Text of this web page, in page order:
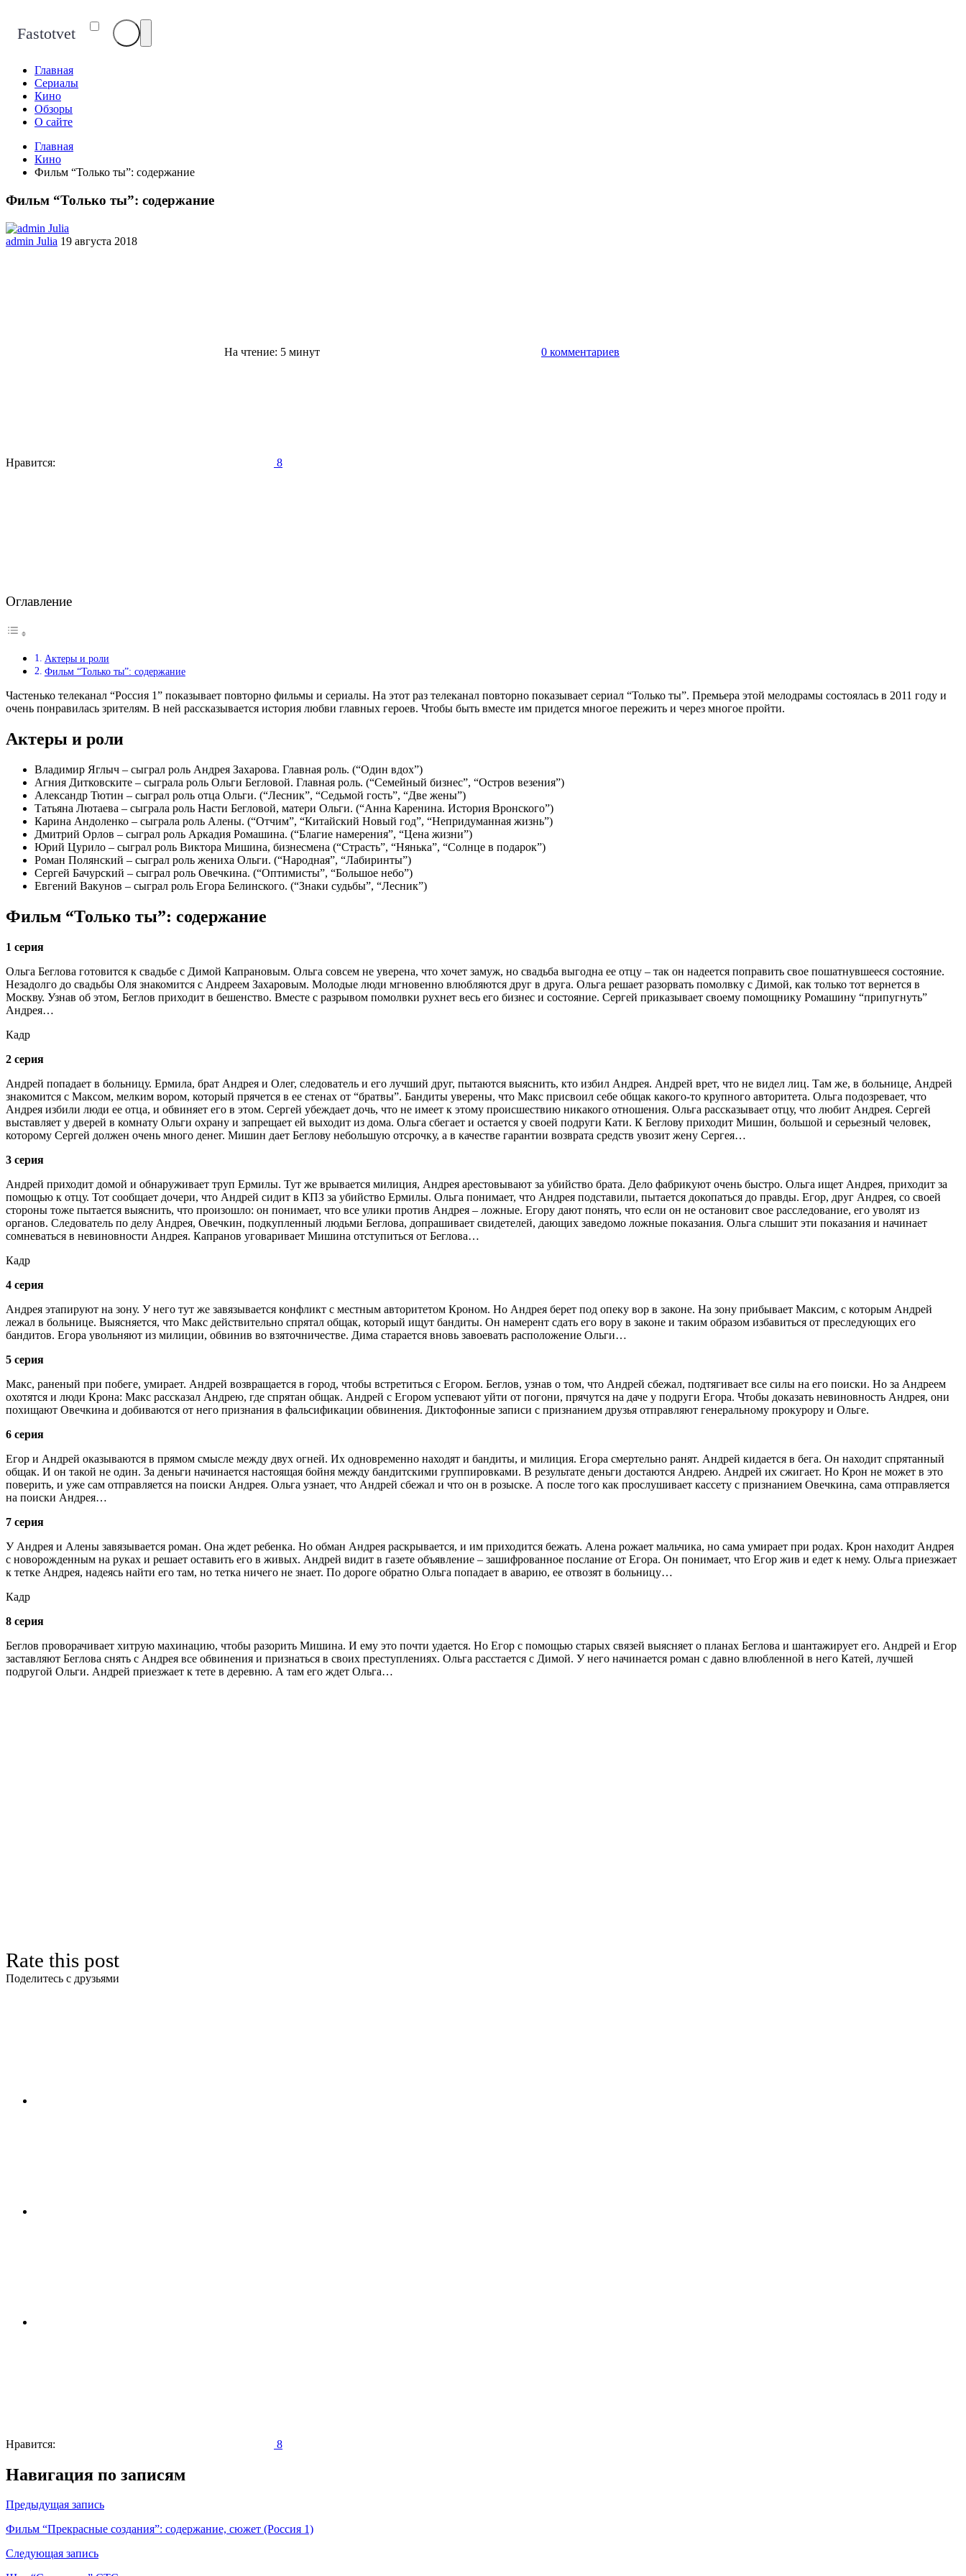
Fastotvet
Главная
Сериалы
Кино
Обзоры
О сайте
Главная
Кино
Фильм “Только ты”: содержание
Фильм “Только ты”: содержание
admin Julia 19 августа 2018
На чтение: 5 минут 0 комментариев
Нравится: 8
Оглавление
Актеры и роли
Фильм “Только ты”: содержание
Частенько телеканал “Россия 1” показывает повторно фильмы и сериалы. На этот раз телеканал повторно показывает сериал “Только ты”. Премьера этой мелодрамы состоялась в 2011 году и
очень понравилась зрителям. В ней рассказывается история любви главных героев. Чтобы быть вместе им придется многое пережить и через многое пройти.
Актеры и роли
Владимир Яглыч – сыграл роль Андрея Захарова. Главная роль. (“Один вдох”)
Агния Дитковските – сыграла роль Ольги Бегловой. Главная роль. (“Семейный бизнес”, “Остров везения”)
Александр Тютин – сыграл роль отца Ольги. (“Лесник”, “Седьмой гость”, “Две жены”)
Татьяна Лютаева – сыграла роль Насти Бегловой, матери Ольги. (“Анна Каренина. История Вронского”)
Карина Андоленко – сыграла роль Алены. (“Отчим”, “Китайский Новый год”, “Непридуманная жизнь”)
Дмитрий Орлов – сыграл роль Аркадия Ромашина. (“Благие намерения”, “Цена жизни”)
Юрий Цурило – сыграл роль Виктора Мишина, бизнесмена (“Страсть”, “Нянька”, “Солнце в подарок”)
Роман Полянский – сыграл роль жениха Ольги. (“Народная”, “Лабиринты”)
Сергей Бачурский – сыграл роль Овечкина. (“Оптимисты”, “Большое небо”)
Евгений Вакунов – сыграл роль Егора Белинского. (“Знаки судьбы”, “Лесник”)
Фильм “Только ты”: содержание
1 серия
Ольга Беглова готовится к свадьбе с Димой Капрановым. Ольга совсем не уверена, что хочет замуж, но свадьба выгодна ее отцу – так он надеется поправить свое пошатнувшееся состояние.
Незадолго до свадьбы Оля знакомится с Андреем Захаровым. Молодые люди мгновенно влюбляются друг в друга. Ольга решает разорвать помолвку с Димой, как только тот вернется в
Москву. Узнав об этом, Беглов приходит в бешенство. Вместе с разрывом помолвки рухнет весь его бизнес и состояние. Сергей приказывает своему помощнику Ромашину “припугнуть”
Андрея…
Кадр
2 серия
Андрей попадает в больницу. Ермила, брат Андрея и Олег, следователь и его лучший друг, пытаются выяснить, кто избил Андрея. Андрей врет, что не видел лиц. Там же, в больнице, Андрей
знакомится с Максом, мелким вором, который прячется в ее стенах от “братвы”. Бандиты уверены, что Макс присвоил себе общак какого-то крупного авторитета. Ольга подозревает, что
Андрея избили люди ее отца, и обвиняет его в этом. Сергей убеждает дочь, что не имеет к этому происшествию никакого отношения. Ольга рассказывает отцу, что любит Андрея. Сергей
выставляет у дверей в комнату Ольги охрану и запрещает ей выходит из дома. Ольга сбегает и остается у своей подруги Кати. К Беглову приходит Мишин, большой и серьезный человек,
которому Сергей должен очень много денег. Мишин дает Беглову небольшую отсрочку, а в качестве гарантии возврата средств увозит жену Сергея…
3 серия
Андрей приходит домой и обнаруживает труп Ермилы. Тут же врывается милиция, Андрея арестовывают за убийство брата. Дело фабрикуют очень быстро. Ольга ищет Андрея, приходит за
помощью к отцу. Тот сообщает дочери, что Андрей сидит в КПЗ за убийство Ермилы. Ольга понимает, что Андрея подставили, пытается докопаться до правды. Егор, друг Андрея, со своей
стороны тоже пытается выяснить, что произошло: он понимает, что все улики против Андрея – ложные. Егору дают понять, что если он не остановит свое расследование, его уволят из
органов. Следователь по делу Андрея, Овечкин, подкупленный людьми Беглова, допрашивает свидетелей, дающих заведомо ложные показания. Ольга слышит эти показания и начинает
сомневаться в невиновности Андрея. Капранов уговаривает Мишина отступиться от Беглова…
Кадр
4 серия
Андрея этапируют на зону. У него тут же завязывается конфликт с местным авторитетом Кроном. Но Андрея берет под опеку вор в законе. На зону прибывает Максим, с которым Андрей
лежал в больнице. Выясняется, что Макс действительно спрятал общак, который ищут бандиты. Он намерент сдать его вору в законе и таким образом избавиться от преследующих его
бандитов. Егора увольняют из милиции, обвинив во взяточничестве. Дима старается вновь завоевать расположение Ольги…
5 серия
Макс, раненый при побеге, умирает. Андрей возвращается в город, чтобы встретиться с Егором. Беглов, узнав о том, что Андрей сбежал, подтягивает все силы на его поиски. Но за Андреем
охотятся и люди Крона: Макс рассказал Андрею, где спрятан общак. Андрей с Егором успевают уйти от погони, прячутся на даче у подруги Егора. Чтобы доказать невиновность Андрея, они
похищают Овечкина и добиваются от него признания в фальсификации обвинения. Диктофонные записи с признанием друзья отправляют генеральному прокурору и Ольге.
6 серия
Егор и Андрей оказываются в прямом смысле между двух огней. Их одновременно находят и бандиты, и милиция. Егора смертельно ранят. Андрей кидается в бега. Он находит спрятанный
общак. И он такой не один. За деньги начинается настоящая бойня между бандитскими группировками. В результате деньги достаются Андрею. Андрей их сжигает. Но Крон не может в это
поверить, и уже сам отправляется на поиски Андрея. Ольга узнает, что Андрей сбежал и что он в розыске. А после того как прослушивает кассету с признанием Овечкина, сама отправляется
на поиски Андрея…
7 серия
У Андрея и Алены завязывается роман. Она ждет ребенка. Но обман Андрея раскрывается, и им приходится бежать. Алена рожает мальчика, но сама умирает при родах. Крон находит Андрея
с новорожденным на руках и решает оставить его в живых. Андрей видит в газете объявление – зашифрованное послание от Егора. Он понимает, что Егор жив и едет к нему. Ольга приезжает
к тетке Андрея, надеясь найти его там, но тетка ничего не знает. По дороге обратно Ольга попадает в аварию, ее отвозят в больницу…
Кадр
8 серия
Беглов проворачивает хитрую махинацию, чтобы разорить Мишина. И ему это почти удается. Но Егор с помощью старых связей выясняет о планах Беглова и шантажирует его. Андрей и Егор
заставляют Беглова снять с Андрея все обвинения и признаться в своих преступлениях. Ольга расстается с Димой. У него начинается роман с давно влюбленной в него Катей, лучшей
подругой Ольги. Андрей приезжает к тете в деревню. А там его ждет Ольга…
Rate this post
Поделитесь с друзьями
Нравится: 8
Навигация по записям
Предыдущая запись
Фильм “Прекрасные создания”: содержание, сюжет (Россия 1)
Следующая запись